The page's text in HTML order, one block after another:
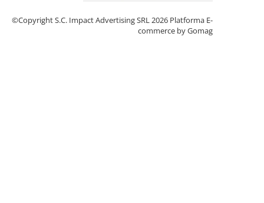
©Copyright S.C. Impact Advertising SRL 2026 Platforma E-
commerce by Gomag